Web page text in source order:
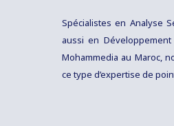
Spécialistes en Analyse
aussi en
Mohammedia au Maroc,
ce type d’expertise de